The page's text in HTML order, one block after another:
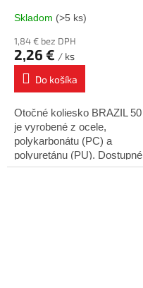
Skladom (>5 ks)
1,84 € bez DPH
2,26 € / ks
Do košíka
Otočné koliesko BRAZIL 50
je vyrobené z ocele,
polykarbonátu (PC) a
polyuretánu (PU). Dostupné
s priemerom 50 mm. Tieto